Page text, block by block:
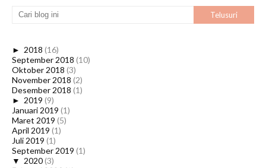
► 2018 (16)
September 2018 (10)
Oktober 2018 (3)
November 2018 (2)
Desember 2018 (1)
► 2019 (9)
Januari 2019 (1)
Maret 2019 (5)
April 2019 (1)
Juli 2019 (1)
September 2019 (1)
▼ 2020(3)